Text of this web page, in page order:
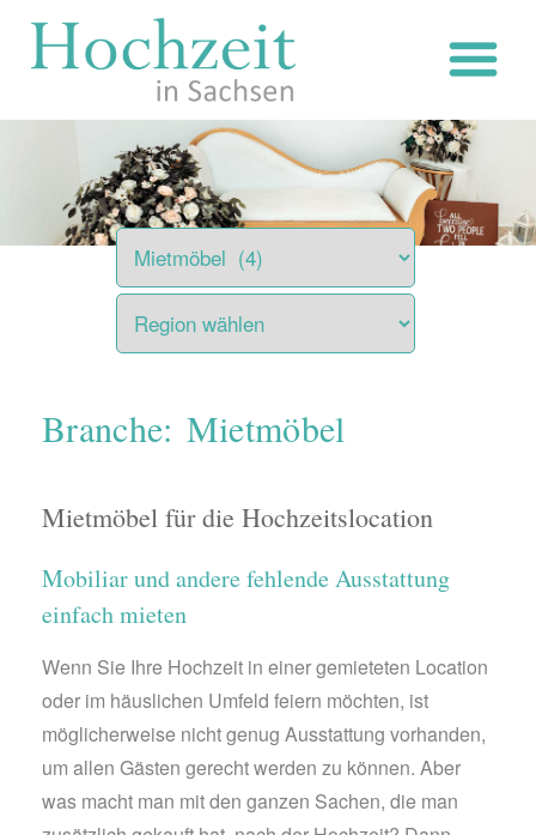
Inhalt
Branche: Mietmöbel
Mietmöbel für die Hochzeitslocation
Mobiliar und andere fehlende Ausstattung
einfach mieten
Wenn Sie Ihre Hochzeit in einer gemieteten Location
oder im häuslichen Umfeld feiern möchten, ist
möglicherweise nicht genug Ausstattung vorhanden,
um allen Gästen gerecht werden zu können. Aber
was macht man mit den ganzen Sachen, die man